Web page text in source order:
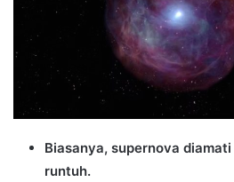
Biasanya, supernova
runtuh.